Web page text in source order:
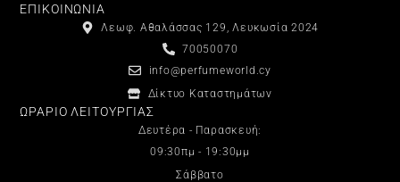
ΕΠΙΚΟΙΝΩΝΙΑ
Λεωφ. Αθαλάσσας 129, Λευκωσία 2024
70050070
info@perfumeworld.cy
Δίκτυο Καταστημάτων
ΩΡΑΡΙΟ ΛΕΙΤΟΥΡΓΙΑΣ
Δευτέρα - Παρασκευή:
09:30πμ - 19:30μμ
Σάββατο